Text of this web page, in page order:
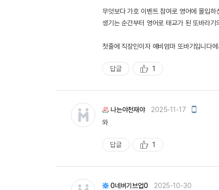
무엇보다 가호 이벤트 참여로 영어에 몰입
생기는 순간부터 영어로 태교가 된 또바라
첫줄에 직장인이자 예비엄마 또바기입니다
답글
추
천
1
나는야천재야 2025-11-17
모
와
답글
추
천
1
0네버기브업0
2025-10-30